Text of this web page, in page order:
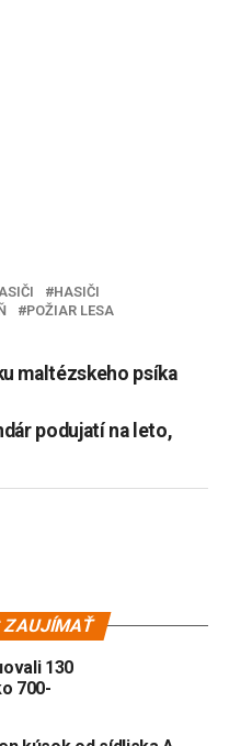
HASIČI
POŽIAR LESA
maltézskeho psíka
podujatí na leto,
ZAUJÍMAŤ
130
700-